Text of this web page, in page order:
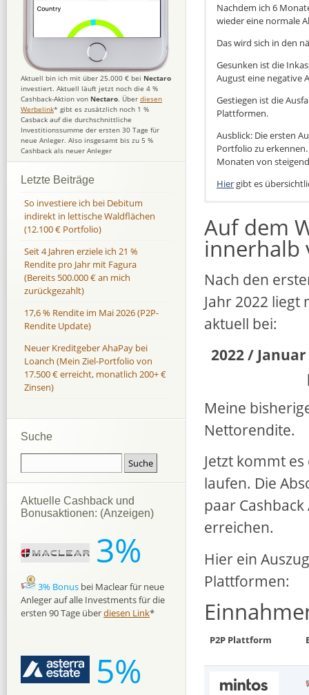
Nachdem ich 6
wieder eine normale
Das wird sich in den
Gesunken ist die
August eine negative
Gestiegen ist die
Plattformen.
Ausblick: Die ersten
Portfolio zu
Monaten von
Hiergibt es
Auf dem
innerhalb
Nach den
Jahr 2022 liegt
aktuell bei:
2022 /
Meine
Nettorendite.
Jetzt kommt
laufen. Die
paar
erreichen.
Hier ein
Plattformen:
P2P Plattform
Aktuell bin ich mit über 25.000 € bei Nectaro
investiert. Aktuell läuft jetzt noch die 4 %
Cashback-Aktion von Nectaro. Über diesen
Werbelink* gibt es zusätzlich noch 1 %
Casback auf die durchschnittliche
Investitionssumme der ersten 30 Tage für
neue Anleger. Also insgesamt bis zu 5 %
Cashback als neuer Anleger
Letzte Beiträge
So investiere ich bei Debitum
indirekt in lettische Waldflächen
(12.100 € Portfolio)
Seit 4 Jahren erziele ich 21 %
Rendite pro Jahr mit Fagura
(Bereits 500.000 € an mich
zurückgezahlt)
17,6 % Rendite im Mai 2026 (P2P-
Rendite Update)
Neuer Kreditgeber AhaPay bei
Loanch (Mein Ziel-Portfolio von
17.500 € erreicht, monatlich 200+ €
Zinsen)
Suche
Aktuelle Cashback und
Bonusaktionen: (Anzeigen)
3%
3% Bonus bei Maclear für neue
Anleger auf alle Investments für die
ersten 90 Tage überdiesen Link*
5%